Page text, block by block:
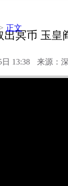
> 正文
冥币 玉皇
13:38 来源：